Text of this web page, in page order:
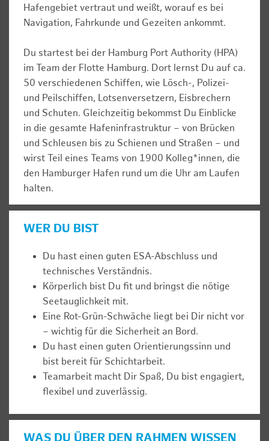
Hafengebiet vertraut und weißt, worauf es bei
Navigation, Fahrkunde und Gezeiten ankommt.
Du startest bei der Hamburg Port Authority (HPA)
im Team der Flotte Hamburg. Dort lernst Du auf ca.
50 verschiedenen Schiffen, wie Lösch-, Polizei-
und Peilschiffen, Lotsenversetzern, Eisbrechern
und Schuten. Gleichzeitig bekommst Du Einblicke
in die gesamte Hafeninfrastruktur – von Brücken
und Schleusen bis zu Schienen und Straßen – und
wirst Teil eines Teams von 1900 Kolleg*innen, die
den Hamburger Hafen rund um die Uhr am Laufen
halten.
WER DU BIST
Du hast einen guten ESA-Abschluss und
technisches Verständnis.
Körperlich bist Du fit und bringst die nötige
Seetauglichkeit mit.
Eine Rot-Grün-Schwäche liegt bei Dir nicht vor
– wichtig für die Sicherheit an Bord.
Du hast einen guten Orientierungssinn und
bist bereit für Schichtarbeit.
Teamarbeit macht Dir Spaß, Du bist engagiert,
flexibel und zuverlässig.
WAS DU ÜBER DEN RAHMEN WISSEN